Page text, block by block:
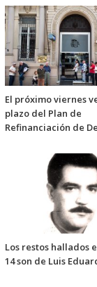
El próximo viernes
plazo del Plan de
Refinanciación de
Los restos hallados
14 son de Luis